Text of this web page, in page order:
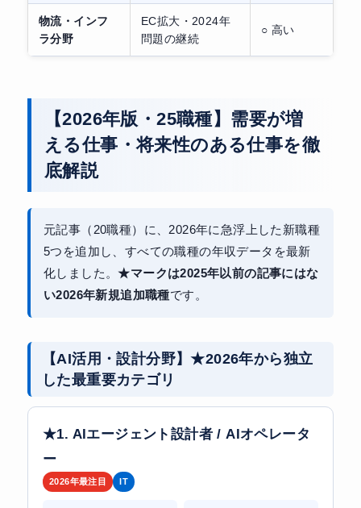
物流・インフ
ラ分野
EC拡大・2024年
問題の継続
○ 高い
【2026年版・25職種】需要が増
える仕事・将来性のある仕事を徹
底解説
元記事（20職種）に、2026年に急浮上した新職種
5つを追加し、すべての職種の年収データを最新
化しました。★マークは2025年以前の記事にはな
い2026年新規追加職種です。
【AI活用・設計分野】★2026年から独立
した最重要カテゴリ
★1. AIエージェント設計者 / AIオペレータ
ー
2026年最注目 IT